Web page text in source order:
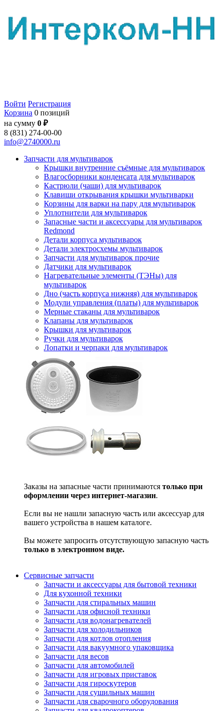
Войти Регистрация
Корзина 0 позиций
на сумму 0 ₽
8 (831) 274-00-00
info@2740000.ru
Запчасти для мультиварок
Крышки внутренние съёмные для мультиварок
Влагосборники конденсата для мультиварок
Кастрюли (чаши) для мультиварок
Клавиши открывания крышки мультиварки
Корзины для варки на пару для мультиварок
Уплотнители для мультиварок
Запасные части и аксессуары для мультиварок
Redmond
Детали корпуса мультиварок
Детали электросхемы мультиварок
Запчасти для мультиварок прочие
Датчики для мультиварок
Нагревательные элементы (ТЭНы) для
мультиварок
Дно (часть корпуса нижняя) для мультиварок
Модули управления (платы) для мультиварок
Мерные стаканы для мультиварок
Клапаны для мультиварок
Крышки для мультиварок
Ручки для мультиварок
Лопатки и черпаки для мультиварок
Заказы на запасные части принимаются только при
оформлении через интернет-магазин.
Если вы не нашли запасную часть или аксессуар для
вашего устройства в нашем каталоге.
Вы можете запросить отсутствующую запасную часть
только в электронном виде.
Сервисные запчасти
Запчасти и аксессуары для бытовой техники
Для кухонной техники
Запчасти для стиральных машин
Запчасти для офисной техники
Запчасти для водонагревателей
Запчасти для холодильников
Запчасти для котлов отопления
Запчасти для вакуумного упаковщика
Запчасти для весов
Запчасти для автомобилей
Запчасти для игровых приставок
Запчасти для гироскутеров
Запчасти для сушильных машин
Запчасти для сварочного оборудования